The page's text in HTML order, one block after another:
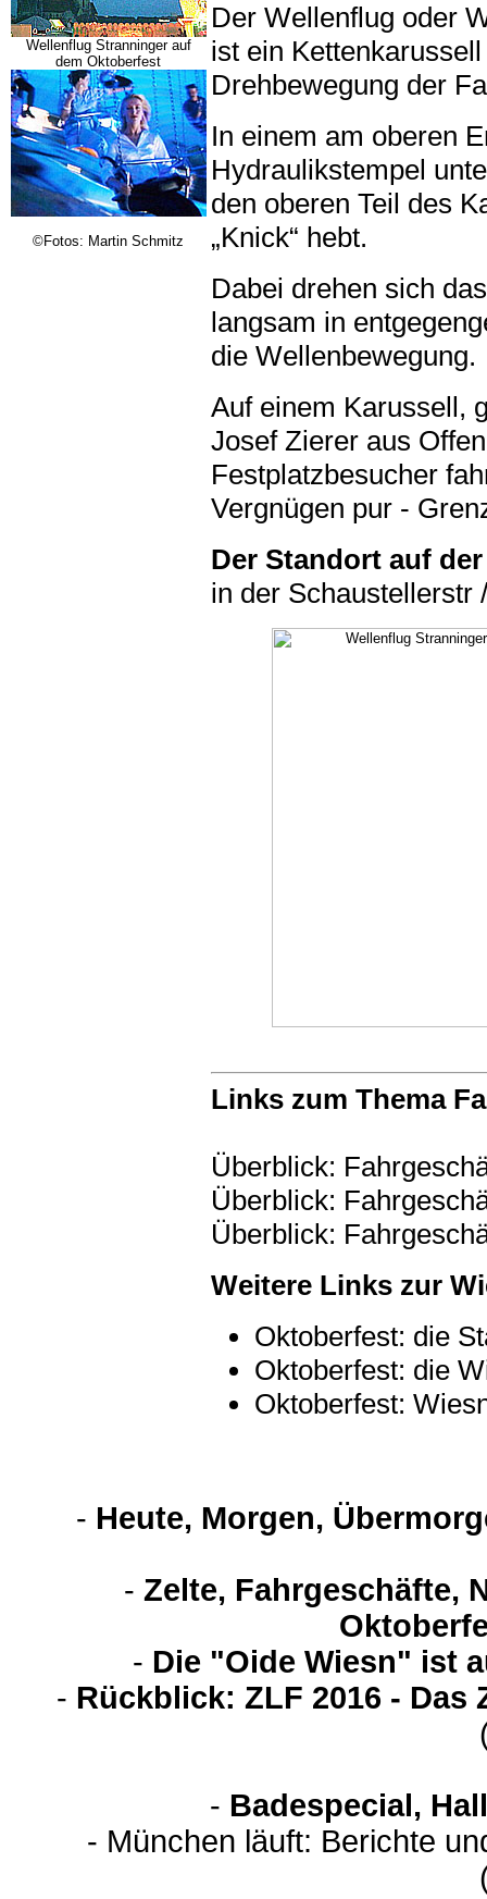
Wellenflug Stranninger auf
dem Oktoberfest
©Fotos: Martin Schmitz
Der Wellenflug oder
ist ein
Drehbewegung der
In einem am oberen
Hydraulikstempel
den oberen Teil des
„Knick“ hebt.
Dabei drehen sich
langsam in
die Wellenbewegung.
Auf einem Karussell,
Josef Zierer aus
Festplatzbesucher
Vergnügen pur -
Der Standort auf
in der Schaustellerstr
Links zum Thema
Überblick:
Überblick:
Überblick:
Weitere Links zur
Oktoberfest: die
Oktoberfest: die
Oktoberfest:
- Heute, Morgen,
- Zelte, Fahrgeschäfte,
- Die "Oide Wiesn" ist
- Rückblick: ZLF 2016 -
- Badespecial,
- München läuft: Berichte